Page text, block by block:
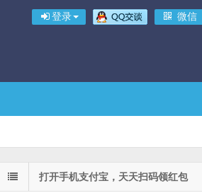
登录 微信
打开手机支付宝，天天扫码领红包